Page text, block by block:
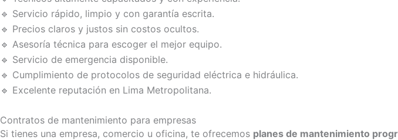
🔹 Servicio rápido, limpio y con garantía escrita.
🔹 Precios claros y justos sin costos ocultos.
🔹 Asesoría técnica para escoger el mejor equipo.
🔹 Servicio de emergencia disponible.
🔹 Cumplimiento de protocolos de seguridad eléctrica e hidráulica.
🔹 Excelente reputación en Lima Metropolitana.
Contratos de mantenimiento para empresas
Si tienes una empresa, comercio u oficina, te ofrecemos planes de mantenimiento